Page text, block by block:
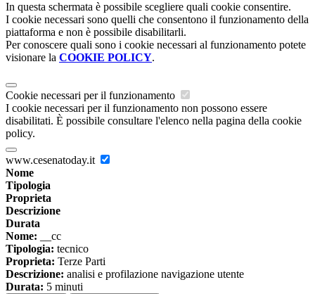
In questa schermata è possibile scegliere quali cookie consentire.
I cookie necessari sono quelli che consentono il funzionamento della
piattaforma e non è possibile disabilitarli.
Per conoscere quali sono i cookie necessari al funzionamento potete
visionare la COOKIE POLICY.
Cookie necessari per il funzionamento
I cookie necessari per il funzionamento non possono essere
disabilitati. È possibile consultare l'elenco nella pagina della cookie
policy.
www.cesenatoday.it
Nome
Tipologia
Proprieta
Descrizione
Durata
Nome: __cc
Tipologia: tecnico
Proprieta: Terze Parti
Descrizione: analisi e profilazione navigazione utente
Durata: 5 minuti